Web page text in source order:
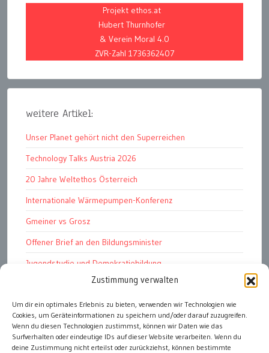
Zustimmung verwalten
Um dir ein optimales Erlebnis zu bieten, verwenden wir Technologien wie
Cookies, um Geräteinformationen zu speichern und/oder darauf zuzugreifen.
Wenn du diesen Technologien zustimmst, können wir Daten wie das
Surfverhalten oder eindeutige IDs auf dieser Website verarbeiten. Wenn du
deine Zustimmung nicht erteilst oder zurückziehst, können bestimmte
Projekt ethos.at
Hubert Thurnhofer
& Verein Moral 4.0
ZVR-Zahl 1736362407
weitere Artikel:
Unser Planet gehört nicht den Superreichen
Technology Talks Austria 2026
20 Jahre Weltethos Österreich
Internationale Wärmepumpen-Konferenz
Gmeiner vs Grosz
Offener Brief an den Bildungsminister
Jugendstudie und Demokratiebildung
Solschenizyn, Dugin und der Westen
Finanzindustrie manipuliert Schüler
Chemtrails Contrails Geoengineering